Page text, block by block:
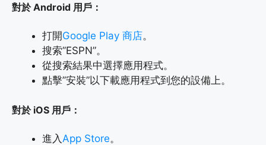
對於 Android 用戶：
打開Google Play 商店。
搜索”ESPN”。
從搜索結果中選擇應用程式。
點擊”安裝”以下載應用程式到您的設備上。
對於 iOS 用戶：
進入App Store。